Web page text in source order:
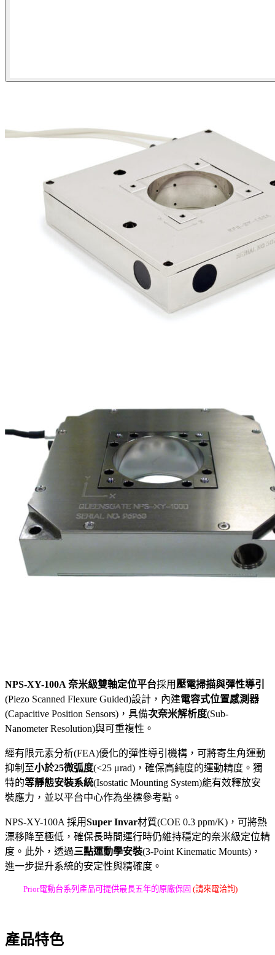
NPS-XY-100A 奈米級雙軸定位平台採用 壓電掃描與彈性導引
(Piezo Scanned Flexure Guided)設計，內建電容式位置感測器
(Capacitive Position Sensors)，具備次奈米解析度(Sub-
Nanometer Resolution)與可重複性。
經有限元素分析(FEA)優化的彈性導引機構，可將寄生角運動
抑制至小於25微弧度(<25 μrad)，確保高純度的運動精度。獨
特的等靜態安裝系統(Isostatic Mounting System)能有效釋放安
裝應力，並以平台中心作為坐標參考點。
NPS-XY-100A 採用Super Invar材質(COE 0.3 ppm/K)，可將熱
漂移降至極低，確保長時間運行時仍維持穩定的奈米級定位精
度。此外，透過三點運動學安裝(3-Point Kinematic Mounts)，
進一步提升系統的安定性與精確度。
Prior電動台系列產品可提供最長五年的原廠保固 (請來電洽詢)
產品特色